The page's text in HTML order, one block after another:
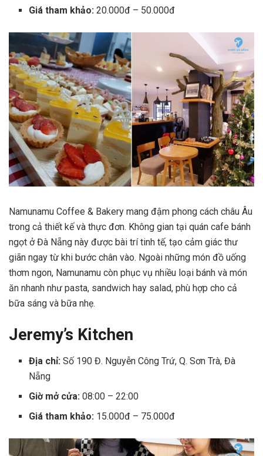
Giá tham khảo: 20.000đ – 50.000đ
Namunamu Coffee & Bakery mang đậm phong cách châu Âu
trong cả thiết kế và thực đơn. Không gian tại quán cafe bánh
ngọt ở Đà Nẵng này được bài trí tinh tế, tạo cảm giác thư
giãn ngay từ khi bước chân vào. Ngoài những món đồ uống
thơm ngon, Namunamu còn phục vụ nhiều loại bánh và món
ăn nhanh như pasta, sandwich hay salad, phù hợp cho cả
bữa sáng và bữa nhẹ.
Jeremy’s Kitchen
Địa chỉ: Số 190 Đ. Nguyễn Công Trứ, Q. Sơn Trà, Đà
Nẵng
Giờ mở cửa: 08:00 – 22:00
Giá tham khảo: 15.000đ – 75.000đ